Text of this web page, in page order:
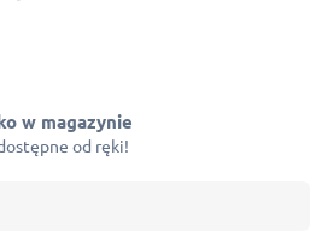
w magazynie
od ręki!